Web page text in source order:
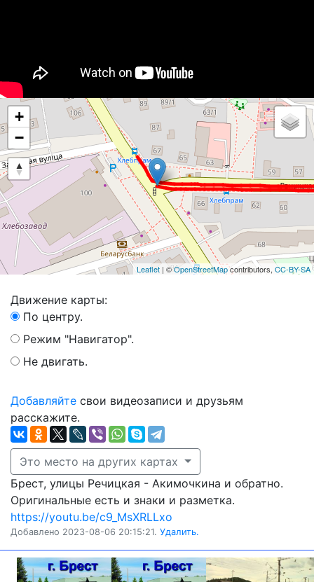
+
−
Leaflet | ©OpenStreetMapcontributors, CC-BY-SA
Движение карты:
По центру.
Режим "Навигатор".
Не двигать.
Добавляйте свои видеозаписи и друзьям
расскажите.
Это место на других картах
Брест, улицы Речицкая - Акимочкина и обратно.
Оригинальные есть и знаки и разметка.
https://youtu.be/c9_MsXRLLxo
Добавлено 2023-08-06 20:15:21. Удалить.